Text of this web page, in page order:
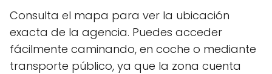
Consulta el mapa para ver la ubicación
exacta de la agencia. Puedes acceder
fácilmente caminando, en coche o mediante
transporte público, ya que la zona cuenta